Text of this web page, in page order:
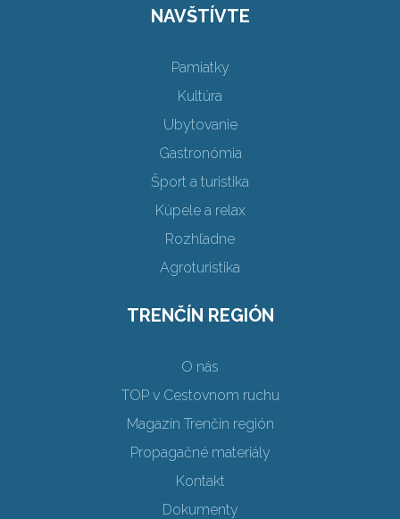
NAVŠTÍVTE
Pamiatky
Kultúra
Ubytovanie
Gastronómia
Šport a turistika
Kúpele a relax
Rozhľadne
Agroturistika
TRENČÍN REGIÓN
O nás
TOP v Cestovnom ruchu
Magazín Trenčín región
Propagačné materiály
Kontakt
Dokumenty